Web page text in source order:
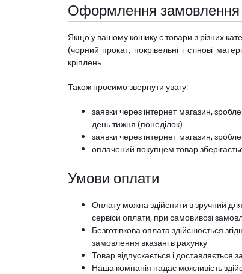
Оформлення замовлення
Якщо у вашому кошику є товари з різних
(чорний прокат, покрівельні і стінові
кріплень.
Також просимо звернути увагу:
заявки через інтернет-магазин,
день тижня (понеділок)
заявки через інтернет-магазин,
оплачений покупцем товар
Умови оплати
Оплату можна здійснити в зручний
сервіси оплати, при самовивозі
Безготівкова оплата здійснюється
замовлення вказані в рахунку
Товар відпускається і
Наша компанія надає можливість